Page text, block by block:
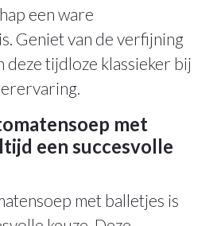
een ware
Geniet van de verfijning
deze tijdloze klassieker bij
met
een succesvolle
met balletjes is